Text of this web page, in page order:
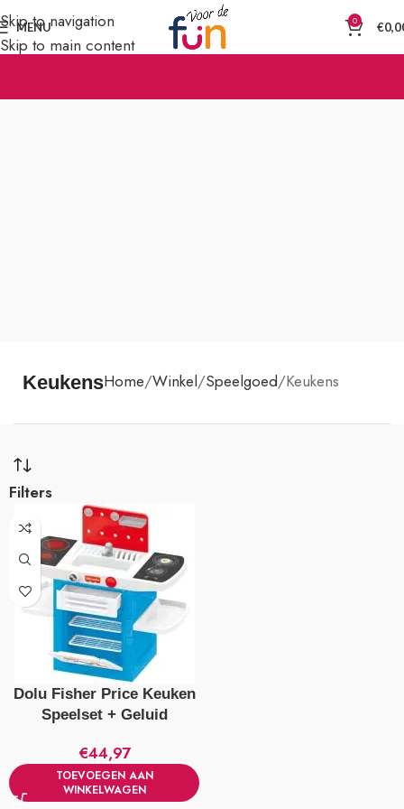
Skip to navigation
Skip to main content
MENU 0 €
KeukensHome Winkel Speelgoed Keukens
Filters
Dolu Fisher Price Keuken
Speelset + Geluid
€44,97
TOEVOEGEN AAN
WINKELWAGEN